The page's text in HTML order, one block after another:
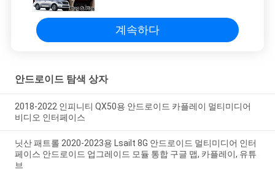
계속하다
안드로이드 탐색 상자
2018-2022 인피니티 QX50용 안드로이드 카플레이 멀티미디어
비디오 인터페이스
닛산 패트롤 2020-2023용 Lsailt 8G 안드로이드 멀티미디어 인터
페이스 안드로이드 업그레이드 모듈 통합 구글 맵, 카플레이, 유튜
브